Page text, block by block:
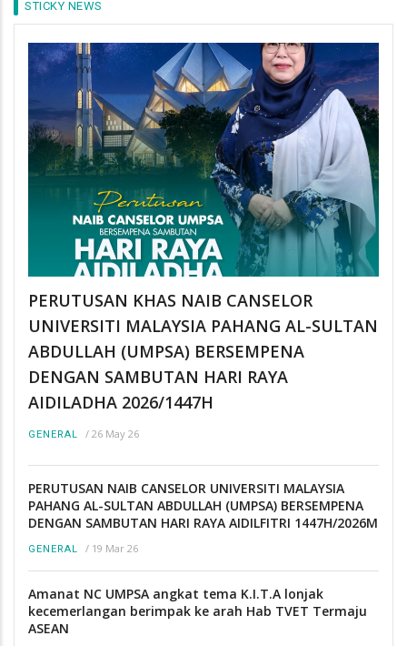
STICKY NEWS
PERUTUSAN KHAS NAIB CANSELOR
UNIVERSITI MALAYSIA PAHANG AL-SULTAN
ABDULLAH (UMPSA) BERSEMPENA
DENGAN SAMBUTAN HARI RAYA
AIDILADHA 2026/1447H
GENERAL / 26 May 26
PERUTUSAN NAIB CANSELOR UNIVERSITI MALAYSIA
PAHANG AL-SULTAN ABDULLAH (UMPSA) BERSEMPENA
DENGAN SAMBUTAN HARI RAYA AIDILFITRI 1447H/2026M
GENERAL / 19 Mar 26
Amanat NC UMPSA angkat tema K.I.T.A lonjak
kecemerlangan berimpak ke arah Hab TVET Termaju
ASEAN